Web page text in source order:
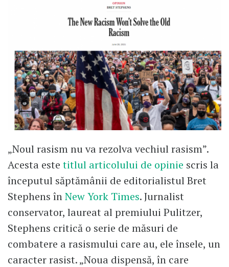
„Noul rasism nu va rezolva vechiul rasism”.
Acesta este titlul articolului de opinie scris la
începutul săptămânii de editorialistul Bret
Stephens înNew York Times. Jurnalist
conservator, laureat al premiului Pulitzer,
Stephens critică o serie de măsuri de
combatere a rasismului care au, ele însele, un
caracter rasist. „Noua dispensă, în care